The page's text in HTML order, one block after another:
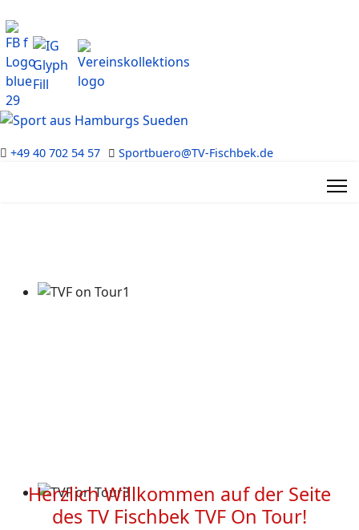
+49 40 702 54 57 Sportbuero@TV-Fischbek.de
Herzlich Willkommen auf der Seite
des TV Fischbek TVF On Tour!